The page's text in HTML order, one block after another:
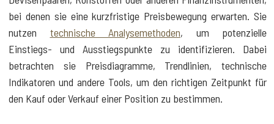
bei denen sie eine kurzfristige Preisbewegung erwarten. Sie
nutzen technische Analysemethoden, um potenzielle
Einstiegs- und Ausstiegspunkte zu identifizieren. Dabei
betrachten sie Preisdiagramme, Trendlinien, technische
Indikatoren und andere Tools, um den richtigen Zeitpunkt für
den Kauf oder Verkauf einer Position zu bestimmen.